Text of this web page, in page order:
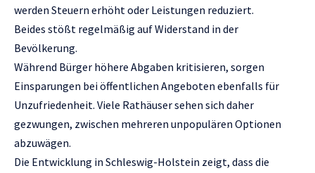
werden Steuern erhöht oder Leistungen reduziert.
Beides stößt regelmäßig auf Widerstand in der
Bevölkerung.
Während Bürger höhere Abgaben kritisieren, sorgen
Einsparungen bei öffentlichen Angeboten ebenfalls für
Unzufriedenheit. Viele Rathäuser sehen sich daher
gezwungen, zwischen mehreren unpopulären Optionen
abzuwägen.
Die Entwicklung in Schleswig-Holstein zeigt, dass die